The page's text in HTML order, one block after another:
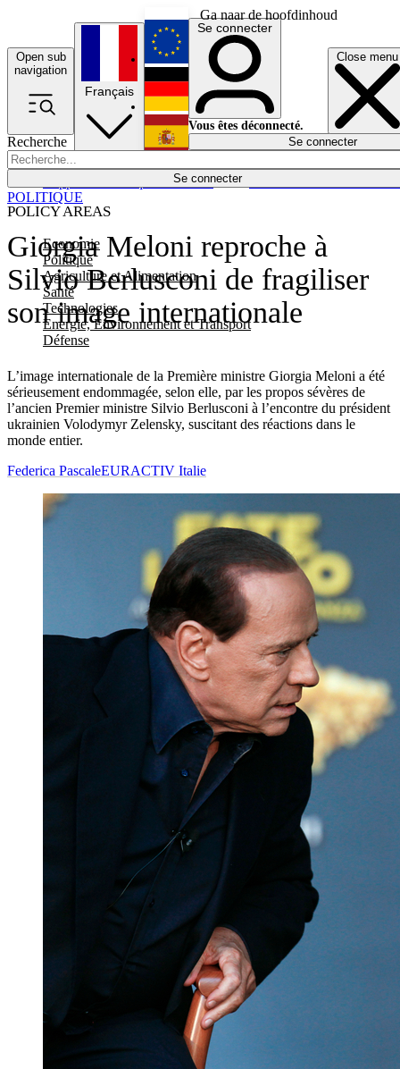
Ga naar de hoofdinhoud
Open sub
navigation
Close menu
Recherche
Se connecter
POLICY AREAS
Economie
Politique
Agriculture et Alimentation
Santé
Technologies
Energie, Environnement et Transport
Défense
Économie
Français
English
Deutsch
Español
Se connecter
Vous êtes déconnecté.
Se connecter
Giorgia Meloni reproche à
Silvio Berlusconi de fragiliser
son image internationale
L’image internationale de la Première ministre Giorgia Meloni a été
sérieusement endommagée, selon elle, par les propos sévères de
l’ancien Premier ministre Silvio Berlusconi à l’encontre du président
ukrainien Volodymyr Zelensky, suscitant des réactions dans le
monde entier.
POLITIQUE
Federica PascaleEURACTIV Italie